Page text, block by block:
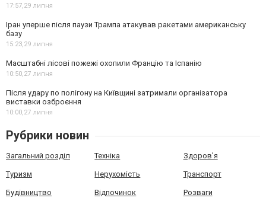
17:57,29 липня
Іран уперше після паузи Трампа атакував ракетами американську
базу
15:23,29 липня
Масштабні лісові пожежі охопили Францію та Іспанію
10:50,27 липня
Після удару по полігону на Київщині затримали організатора
виставки озброєння
10:00,27 липня
Рубрики новин
Загальний розділ Техніка Здоров'я
Туризм Нерухомість Транспорт
Будівництво Відпочинок Розваги